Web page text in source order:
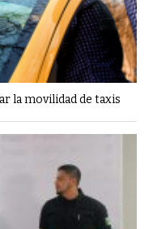
la movilidad de taxis